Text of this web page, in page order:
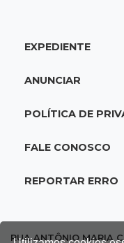
Justiça manda
nunca teve nome
11:48Nova
EXPEDIENTE
ANUNCIAR
POLÍTICA DE
FALE CONOSCO
REPORTAR ERRO
RUA ANTÔNIO MARIA